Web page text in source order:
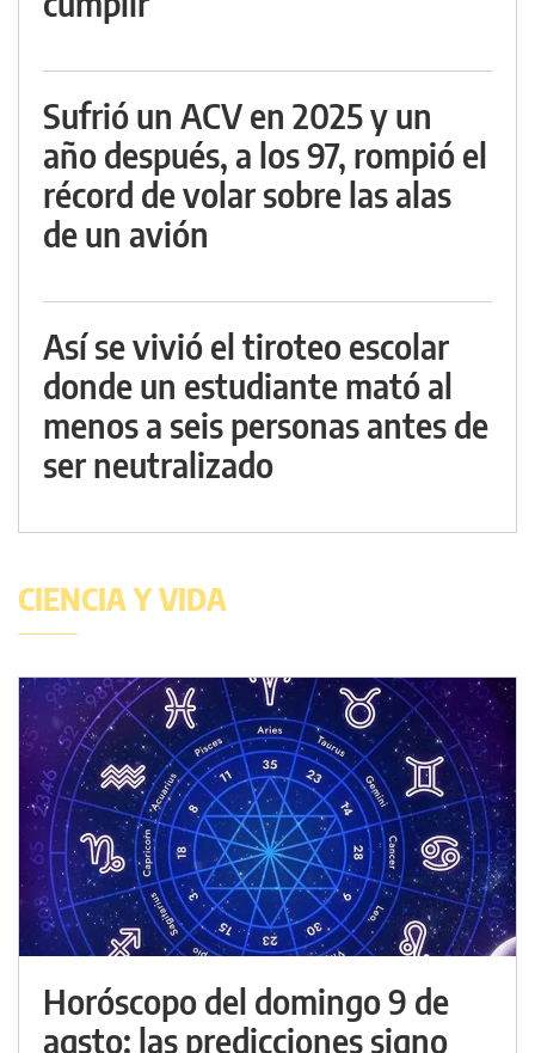
Sufrió un ACV en 2025 y un
año después, a los 97, rompió el
récord de volar sobre las alas
de un avión
Así se vivió el tiroteo escolar
donde un estudiante mató al
menos a seis personas antes de
ser neutralizado
CIENCIA Y VIDA
Horóscopo del domingo 9 de
agsto: las predicciones signo